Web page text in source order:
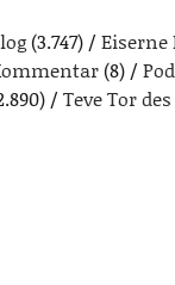
(3.747) Eiserne
(8)
Teve Tor